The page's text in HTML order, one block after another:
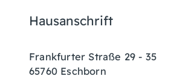
Hausanschrift
Frankfurter Straße 29 - 35
65760 Eschborn